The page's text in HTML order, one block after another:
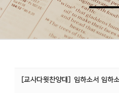
[교사다윗찬양대]
임하소서 임하